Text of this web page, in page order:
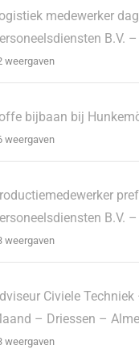
medewerker
B.V.
weergaven
bijbaan bij
weergaven
B.V.
weergaven
Civiele
– Driessen –
weergaven